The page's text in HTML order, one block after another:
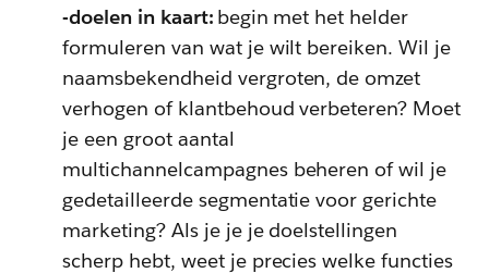
-doelen in kaart: begin met het helder
formuleren van wat je wilt bereiken. Wil je
naamsbekendheid vergroten, de omzet
verhogen of klantbehoud verbeteren? Moet
je een groot aantal
multichannelcampagnes beheren of wil je
gedetailleerde segmentatie voor gerichte
marketing? Als je je je doelstellingen
scherp hebt, weet je precies welke functies